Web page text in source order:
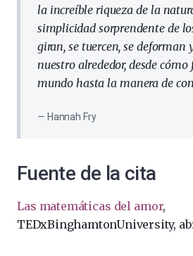
la increíble riqueza de la
simplicidad sorprendente de
giran, se tuercen, se deforman
nuestro alrededor, desde
mundo hasta la manera de
Hannah Fry
Fuente de la cita
Las matemáticas del amor,
TEDxBinghamtonUniversity,